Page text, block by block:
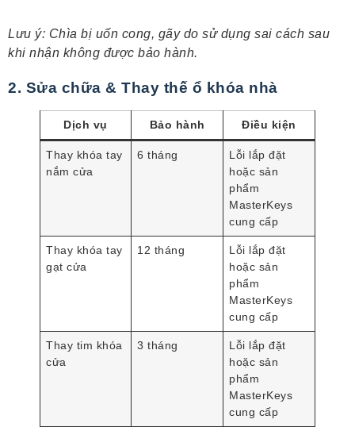
Lưu ý: Chìa bị uốn cong, gãy do sử dụng sai cách sau
khi nhận không được bảo hành.
2. Sửa chữa & Thay thế ổ khóa nhà
Dịch vụ Bảo hành Điều kiện
Thay khóa tay
nắm cửa
6 tháng
Lỗi lắp đặt
hoặc sản
phẩm
MasterKeys
cung cấp
Thay khóa tay
gạt cửa
12 tháng
Lỗi lắp đặt
hoặc sản
phẩm
MasterKeys
cung cấp
Thay tim khóa
cửa
3 tháng
Lỗi lắp đặt
hoặc sản
phẩm
MasterKeys
cung cấp